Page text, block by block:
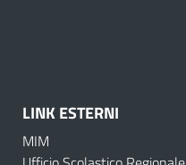
LINK ESTERNI
MIM